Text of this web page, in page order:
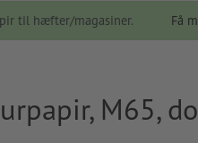
til hæfter/magasiner. Få
M65,